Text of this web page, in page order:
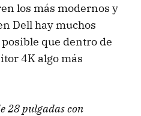
los más modernos y
Dell hay muchos
que dentro de
4K algo más
28 pulgadas con